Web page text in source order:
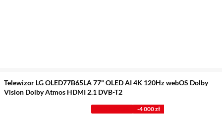
Telewizor LG OLED77B65LA 77" OLED AI 4K 120Hz webOS Dolby
Vision Dolby Atmos HDMI 2.1 DVB-T2
-4 000 zł